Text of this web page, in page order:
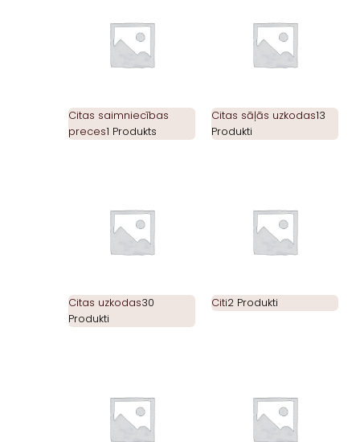
Citas saimniecības
preces1 Produkts
Citas sāļās uzkodas13
Produkti
Citas uzkodas30
Produkti
Citi2 Produkti